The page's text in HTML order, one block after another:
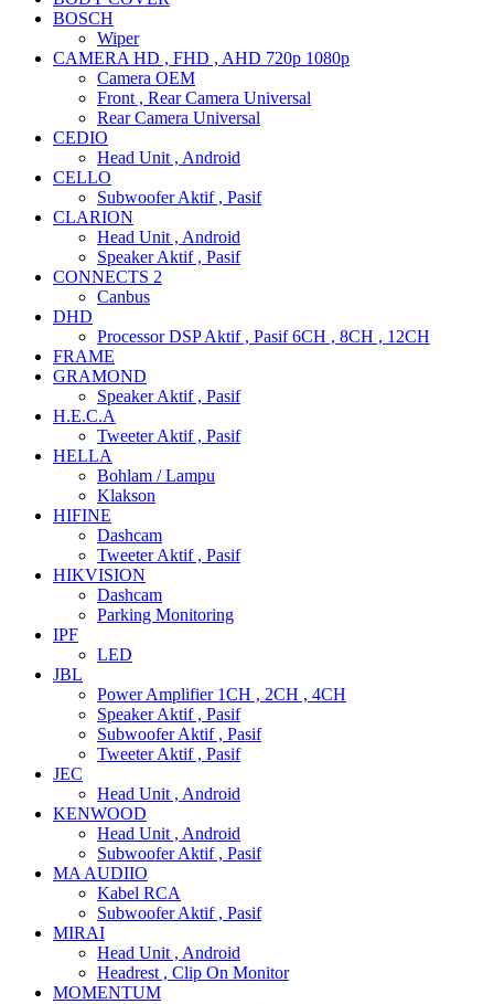
BOSCH
Wiper
CAMERA HD , FHD , AHD 720p 1080p
Camera OEM
Front , Rear Camera Universal
Rear Camera Universal
CEDIO
Head Unit , Android
CELLO
Subwoofer Aktif , Pasif
CLARION
Head Unit , Android
Speaker Aktif , Pasif
CONNECTS 2
Canbus
DHD
Processor DSP Aktif , Pasif 6CH , 8CH , 12CH
FRAME
GRAMOND
Speaker Aktif , Pasif
H.E.C.A
Tweeter Aktif , Pasif
HELLA
Bohlam / Lampu
Klakson
HIFINE
Dashcam
Tweeter Aktif , Pasif
HIKVISION
Dashcam
Parking Monitoring
IPF
LED
JBL
Power Amplifier 1CH , 2CH , 4CH
Speaker Aktif , Pasif
Subwoofer Aktif , Pasif
Tweeter Aktif , Pasif
JEC
Head Unit , Android
KENWOOD
Head Unit , Android
Subwoofer Aktif , Pasif
MA AUDIIO
Kabel RCA
Subwoofer Aktif , Pasif
MIRAI
Head Unit , Android
Headrest , Clip On Monitor
MOMENTUM